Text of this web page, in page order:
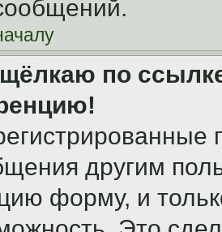
по
другим
форму, и